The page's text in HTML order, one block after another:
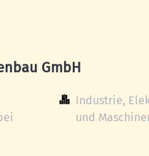
GmbH
Industrie,
und